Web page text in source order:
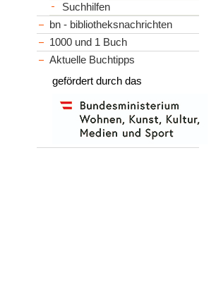
Suchhilfen
bn - bibliotheksnachrichten
1000 und 1 Buch
Aktuelle Buchtipps
gefördert durch das